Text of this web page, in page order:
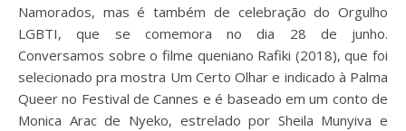
Namorados, mas é também de celebração do Orgulho
LGBTI, que se comemora no dia 28 de junho.
Conversamos sobre o filme queniano Rafiki (2018), que foi
selecionado pra mostra Um Certo Olhar e indicado à Palma
Queer no Festival de Cannes e é baseado em um conto de
Monica Arac de Nyeko, estrelado por Sheila Munyiva e